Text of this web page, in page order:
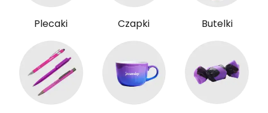
Plecaki Czapki Butelki